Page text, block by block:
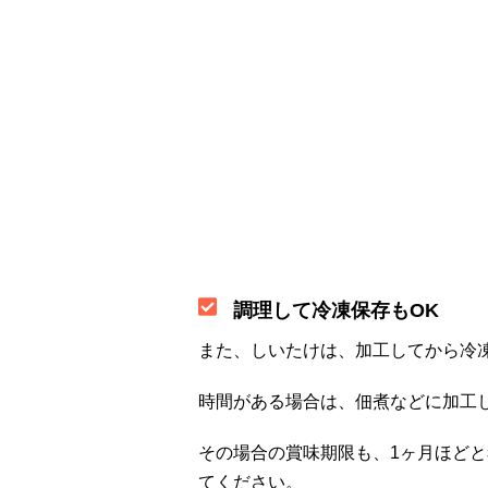
調理して冷凍保存もOK
また、しいたけは、加工してから冷
時間がある場合は、佃煮などに加工
その場合の賞味期限も、1ヶ月ほど
てください。